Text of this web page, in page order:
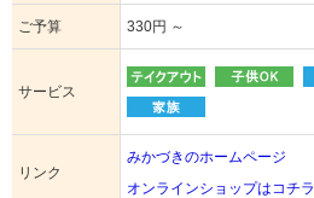
ご予算 330円 ～
サービス
リンク
みかづきのホームページ
オンラインショップはコチラ